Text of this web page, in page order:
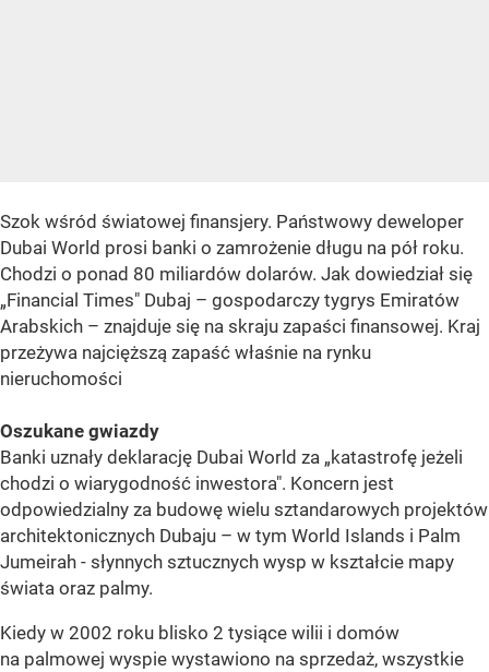
Szok wśród światowej finansjery. Państwowy deweloper
Dubai World prosi banki o zamrożenie długu na pół roku.
Chodzi o ponad 80 miliardów dolarów. Jak dowiedział się
„Financial Times" Dubaj – gospodarczy tygrys Emiratów
Arabskich – znajduje się na skraju zapaści finansowej. Kraj
przeżywa najcięższą zapaść właśnie na rynku
nieruchomości
Oszukane gwiazdy
Banki uznały deklarację Dubai World za „katastrofę jeżeli
chodzi o wiarygodność inwestora". Koncern jest
odpowiedzialny za budowę wielu sztandarowych projektów
architektonicznych Dubaju – w tym World Islands i Palm
Jumeirah - słynnych sztucznych wysp w kształcie mapy
świata oraz palmy.
Kiedy w 2002 roku blisko 2 tysiące wilii i domów
na palmowej wyspie wystawiono na sprzedaż, wszystkie